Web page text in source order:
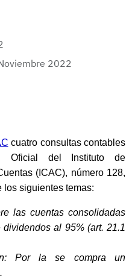
2022
cuatro consultas contables
Oficial del Instituto de
(ICAC), número 128,
los siguientes temas:
las cuentas consolidadas
al 95% (art. 21.1
Por la se compra un